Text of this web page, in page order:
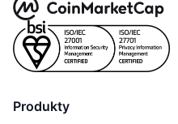
Produkty